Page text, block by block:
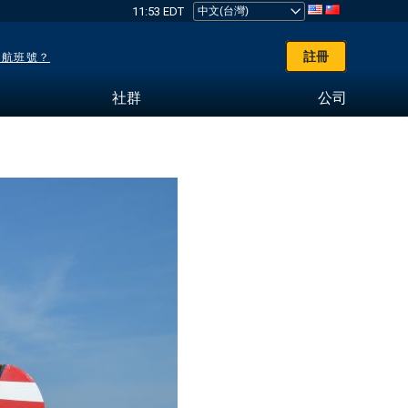
11:53 EDT
班號？ 註冊
社群 公司